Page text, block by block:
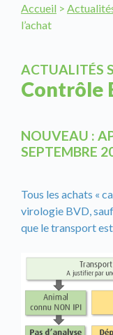
Accueil >
l’achat
ACTUALITÉS
Contrôle
NOUVEAU :
SEPTEMBRE
Tous les achats «
virologie BVD,
que le transport